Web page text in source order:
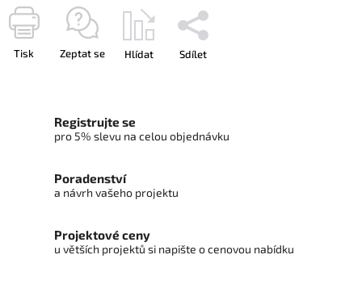
Tisk Zeptat se Hlídat Sdílet
Registrujte se
pro 5% slevu na celou objednávku
Poradenství
a návrh vašeho projektu
Projektové ceny
u větších projektů si napište o cenovou nabídku